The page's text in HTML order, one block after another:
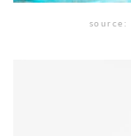
source: